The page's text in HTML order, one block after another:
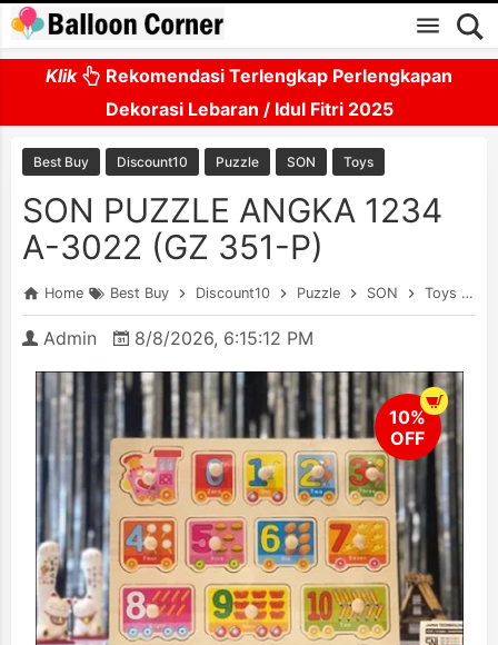
Skip to main content
Klik
Rekomendasi Terlengkap Perlengkapan
Dekorasi Lebaran / Idul Fitri 2025
Best Buy Discount10 Puzzle SON Toys
SON PUZZLE ANGKA 1234
A-3022 (GZ 351-P)
Home Best Buy Discount10 Puzzle SON Toys
Admin 8/8/2026, 6:15:12 PM